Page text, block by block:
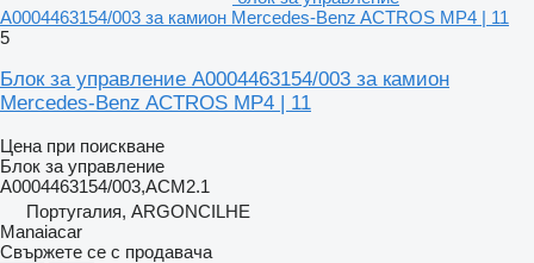
A0004463154/003 за камион Mercedes-Benz ACTROS MP4 | 11
5
Блок за управление A0004463154/003 за камион
Mercedes-Benz ACTROS MP4 | 11
Цена при поискване
Блок за управление
A0004463154/003,ACM2.1
Португалия, ARGONCILHE
Manaiacar
Свържете се с продавача